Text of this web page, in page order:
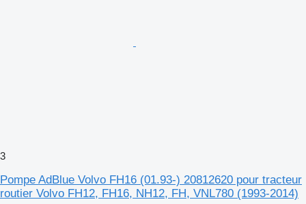
3
Pompe AdBlue Volvo FH16 (01.93-) 20812620 pour tracteur
routier Volvo FH12, FH16, NH12, FH, VNL780 (1993-2014)